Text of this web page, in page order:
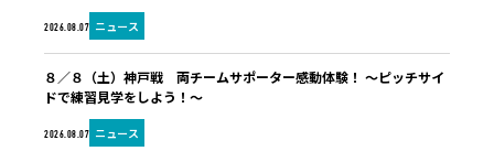
2026.08.07 ニュース
2026.08.07 ニュース
８／８（土）神戸戦 両チームサポーター感動体験！ ～ピッチサイ
ドで練習見学をしよう！～